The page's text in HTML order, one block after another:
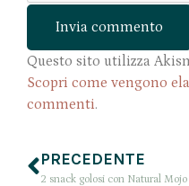
Questo sito utilizza
Scopri come vengono
commenti.
PRECEDENTE